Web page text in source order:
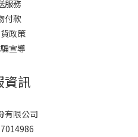
服務
付款
政策
宣導
資訊
有限公司